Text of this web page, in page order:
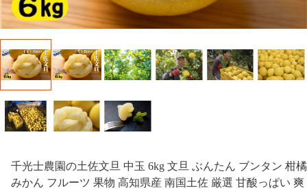
千光士農園の土佐文旦 中玉 6kg 文旦 ぶんたん ブンタン 柑橘
みかん フルーツ 果物 高知県産 南国土佐 厳選 甘酸っぱい 爽